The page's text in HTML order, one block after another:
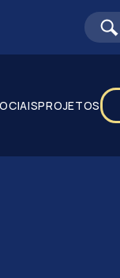
PROJETOS